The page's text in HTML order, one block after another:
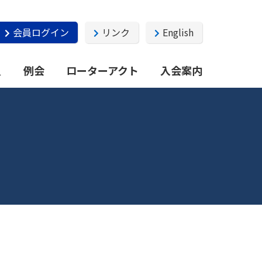
会員ログイン リンク English
例会 ローターアクト 入会案内